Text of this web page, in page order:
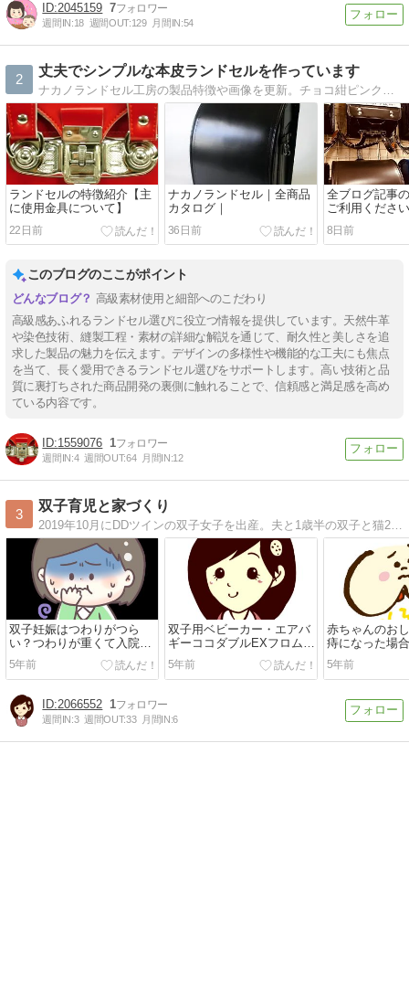
2045159 7
週間IN:18 週間OUT:129 月間IN:54
2
丈夫でシンプルな本皮ランドセルを作っています
ナカノランドセル工房の製品特徴や画像を更新。チョコ紺ピンクなど本革ランドセルの手作り製造と6年間使用済みランドセルをミニサイズに加工しています。
ランドセルの特徴紹介【主
に使用金具について】
22日前
ナカノランドセル｜全商品
カタログ｜
36日前
全ブログ記事
ご利用くださ
ンドセル工房｜
8日前
このブログのここがポイント
高級素材使用と細部へのこだわり
高級感あふれるランドセル選びに役立つ情報を提供しています。天然牛革
や染色技術、縫製工程・素材の詳細な解説を通じて、耐久性と美しさを追
求した製品の魅力を伝えます。デザインの多様性や機能的な工夫にも焦点
を当て、長く愛用できるランドセル選びをサポートします。高い技術と品
質に裏打ちされた商品開発の裏側に触れることで、信頼感と満足感を高め
ている内容です。
1559076 1
週間IN:4 週間OUT:64 月間IN:12
3
双子育児と家づくり
2019年10月にDDツインの双子女子を出産。夫と1歳半の双子と猫2匹で暮らしています。育児にオススメの商品レビューや日々のあれこれと、家づくりの記録。
双子妊娠はつわりがつら
い？つわりが重くて入院
も！筆者の実例と共に双子
妊娠のつわりについてのま
とめと対処法
5年前
双子用ベビーカー・エアバ
ギーココダブルEXフロムバ
ースの使い勝手は？メリッ
ト・デメリット
5年前
赤ちゃんのお
痔になった場
は？
5年前
2066552 1
週間IN:3 週間OUT:33 月間IN:6